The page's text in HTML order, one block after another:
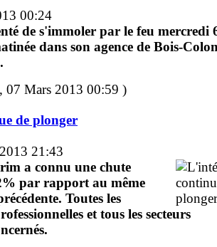
00:24
de s'immoler par le feu mercredi
dans son agence de Bois-
07 Mars 2013 00:59 )
de plonger
21:43
a connu une chute
par rapport au même
Toutes les
et tous les secteurs